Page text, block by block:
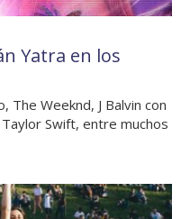
Yatra en los
The Weeknd, J Balvin con
Swift, entre muchos